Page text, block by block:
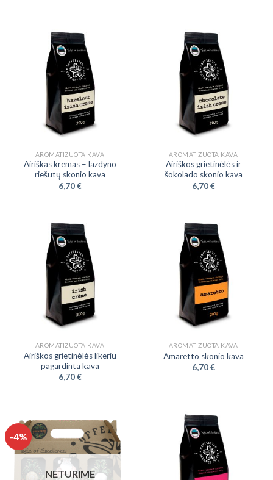
AROMATIZUOTA KAVA
Airiškas kremas – lazdyno
riešutų skonio kava
6,70€
AROMATIZUOTA KAVA
Airiškos grietinėlės ir
šokolado skonio kava
6,70€
AROMATIZUOTA KAVA
Airiškos grietinėlės likeriu
pagardinta kava
6,70€
AROMATIZUOTA KAVA
Amaretto skonio kava
6,70€
-4%
NETURIME